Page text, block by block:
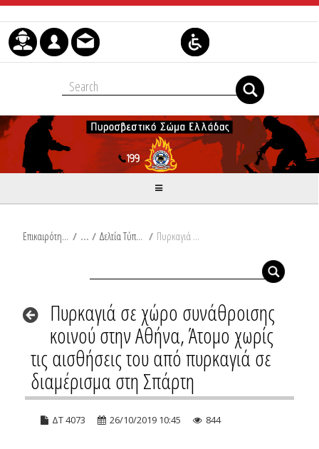
Μετάβαση στο περιεχόμενο
Επικαιρότητα / Δελτία Τύπου / Πυρκαγιά σε χώρο συνάθροισης κοινού στην Αθήνα, Άτομο χωρίς τις αισθήσεις του από πυρκαγιά σε διαμέρισμα στη Σπάρτη
Πυρκαγιά σε χώρο συνάθροισης
κοινού στην Αθήνα, Άτομο χωρίς
τις αισθήσεις του από πυρκαγιά σε
διαμέρισμα στη Σπάρτη
ΔΤ 4073 26/10/2019 10:45 844